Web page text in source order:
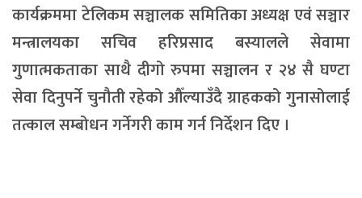
कार्यक्रममा टेलिकम सञ्चालक समितिका अध्यक्ष एवं सञ्चार
मन्त्रालयका सचिव हरिप्रसाद बस्यालले सेवामा
गुणात्मकताका साथै दीगो रुपमा सञ्चालन र २४ सै घण्टा
सेवा दिनुपर्ने चुनौती रहेको औँल्याउँदै ग्राहकको गुनासोलाई
तत्काल सम्बोधन गर्नेगरी काम गर्न निर्देशन दिए ।